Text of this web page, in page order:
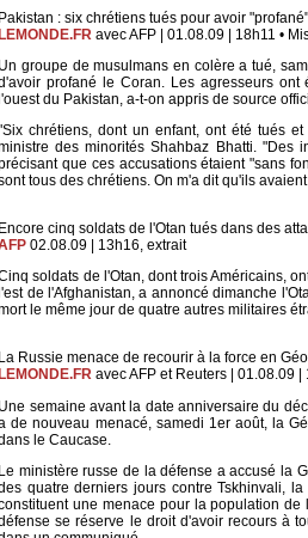
Pakistan : six chrétiens tués pour avoir
LEMONDE.FR avec AFP | 01.08.09 | 18h11 •
Un groupe de musulmans en colère a tué,
profané le Coran. Les agresseurs
l'ouest du Pakistan, a-t-on appris de source
chrétiens, dont un enfant, ont été tués
des minorités Shahbaz Bhatti. "Des
que ces accusations étaient "sans
tous des chrétiens. On m'a dit qu'ils
Encore cinq soldats de l'Otan tués dans des
02.08.09 | 13h16, extrait
soldats de l'Otan, dont trois Américains,
l'est de l'Afghanistan, a annoncé dimanche
le même jour de quatre autres militaires
La Russie menace de recourir à la force en
LEMONDE.FR avec AFP et Reuters | 01.08.09
Une semaine avant la date anniversaire du
de nouveau menacé, samedi 1er août, la
le Caucase.
Le ministère russe de la défense a accusé la
quatre derniers jours contre Tskhinvali,
une menace pour la population
se réserve le droit d'avoir recours à